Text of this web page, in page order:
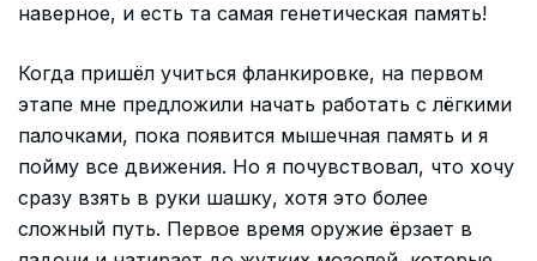
наверное, и есть та самая генетическая память!
Когда пришёл учиться фланкировке, на первом
этапе мне предложили начать работать с лёгкими
палочками, пока появится мышечная память и я
пойму все движения. Но я почувствовал, что хочу
сразу взять в руки шашку, хотя это более
сложный путь. Первое время оружие ёрзает в